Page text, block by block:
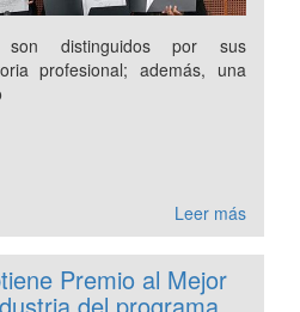
son distinguidos por sus
profesional; además, una
Leer más
Premio al Mejor